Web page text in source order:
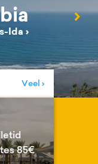
Ida ›
›
Veel ›
85€